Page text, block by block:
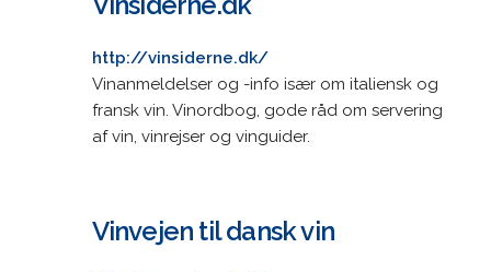
http://vinsiderne.dk/
Vinanmeldelser og -info især om italiensk og
fransk vin. Vinordbog, gode råd om servering
af vin, vinrejser og vinguider.
Vinvejen til dansk vin